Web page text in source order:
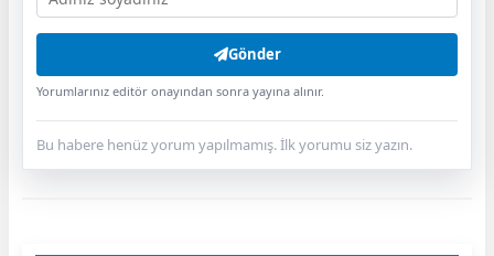
Gönder
Yorumlarınız editör onayından sonra yayına alınır.
Bu habere henüz yorum yapılmamış. İlk yorumu siz yazın.